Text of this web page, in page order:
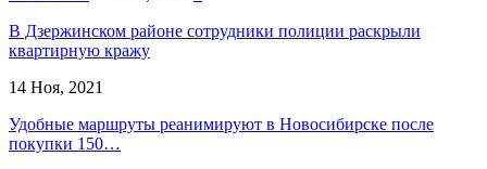
В Дзержинском районе сотрудники полиции раскрыли
квартирную кражу
14 Ноя, 2021
Удобные маршруты реанимируют в Новосибирске после
покупки 150…